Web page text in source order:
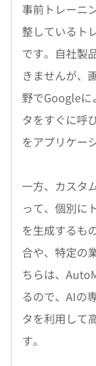
事前トレーニ
整しているト
です。自社製
きませんが、
野でGoogleに
タをすぐに呼
をアプリケー
一方、カスタ
って、個別に
を生成するも
合や、特定の
ちらは、
るので、AIの
タを利用して
す。